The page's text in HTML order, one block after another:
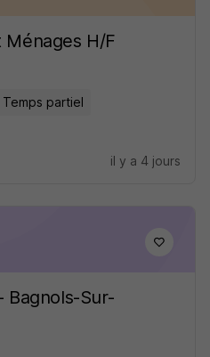
Ménages H/F
Temps partiel
il y a 4 jours
Bagnols-Sur-